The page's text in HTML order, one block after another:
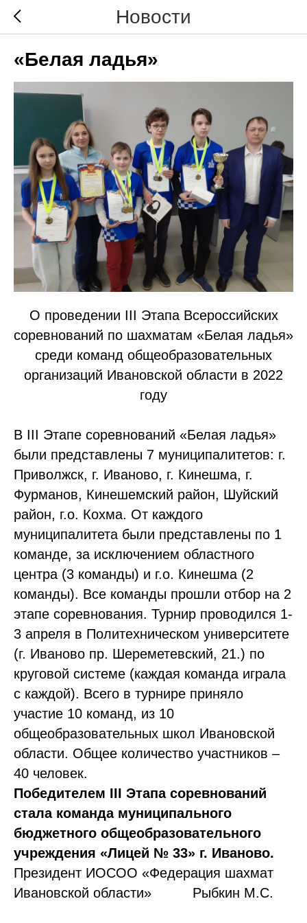
Новости
«Белая ладья»
О проведении III Этапа Всероссийских
соревнований по шахматам «Белая ладья»
среди команд общеобразовательных
организаций Ивановской области в 2022
году
В III Этапе соревнований «Белая ладья»
были представлены 7 муниципалитетов: г.
Приволжск, г. Иваново, г. Кинешма, г.
Фурманов, Кинешемский район, Шуйский
район, г.о. Кохма. От каждого
муниципалитета были представлены по 1
команде, за исключением областного
центра (3 команды) и г.о. Кинешма (2
команды). Все команды прошли отбор на 2
этапе соревнования. Турнир проводился 1-
3 апреля в Политехническом университете
(г. Иваново пр. Шереметевский, 21.) по
круговой системе (каждая команда играла
с каждой). Всего в турнире приняло
участие 10 команд, из 10
общеобразовательных школ Ивановской
области. Общее количество участников –
40 человек.
Победителем III Этапа соревнований
стала команда муниципального
бюджетного общеобразовательного
учреждения «Лицей № 33» г. Иваново.
Президент ИОСОО «Федерация шахмат
Ивановской области» Рыбкин М.С.